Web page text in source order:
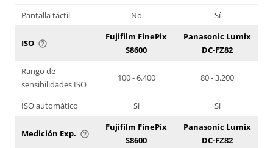
Pantalla táctil
No Sí
ISO help_outline
Fujifilm FinePix
S8600
Panasonic Lumix
DC-FZ82
Rango de
sensibilidades ISO
100 - 6.400 80 - 3.200
ISO automático Sí Sí
Medición Exp. help_outline
Fujifilm FinePix
S8600
Panasonic Lumix
DC-FZ82